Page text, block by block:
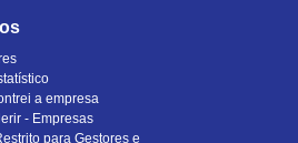
a empresa
- Empresas
para Gestores e